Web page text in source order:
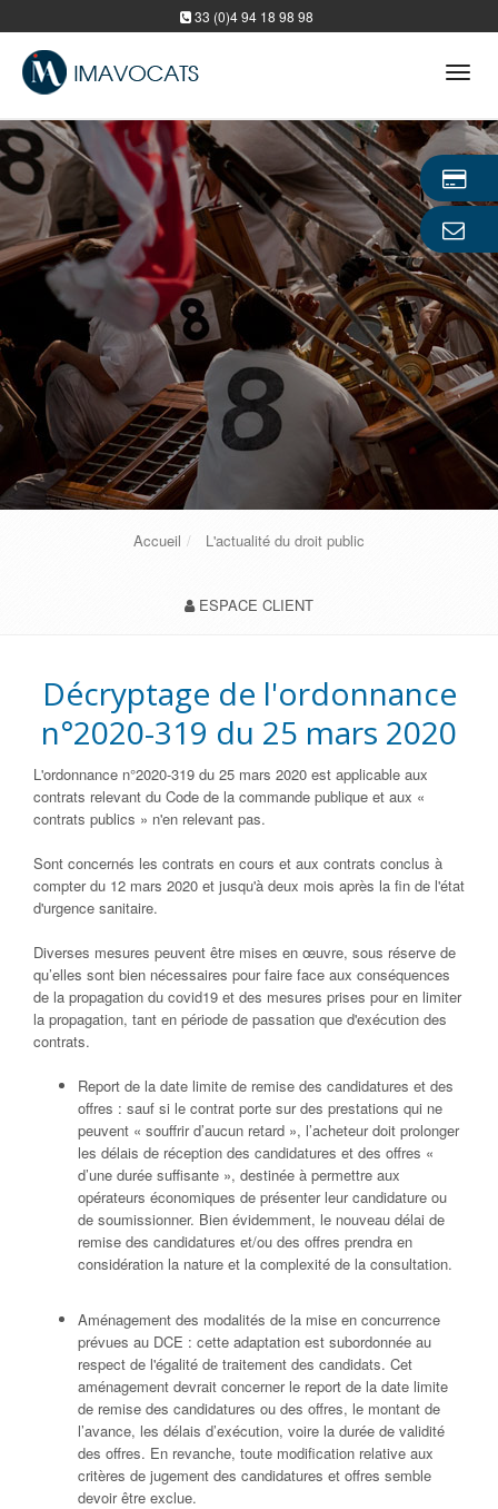
33 (0)4 94 18 98 98
Accueil L'actualité du droit public
ESPACE CLIENT
Décryptage de l'ordonnance
n°2020-319 du 25 mars 2020
L'ordonnance n°2020-319 du 25 mars 2020 est applicable aux
contrats relevant du Code de la commande publique et aux «
contrats publics » n'en relevant pas.
Sont concernés les contrats en cours et aux contrats conclus à
compter du 12 mars 2020 et jusqu'à deux mois après la fin de l'état
d'urgence sanitaire.
Diverses mesures peuvent être mises en œuvre, sous réserve de
qu’elles sont bien nécessaires pour faire face aux conséquences
de la propagation du covid19 et des mesures prises pour en limiter
la propagation, tant en période de passation que d'exécution des
contrats.
Report de la date limite de remise des candidatures et des
offres : sauf si le contrat porte sur des prestations qui ne
peuvent « souffrir d’aucun retard », l’acheteur doit prolonger
les délais de réception des candidatures et des offres «
d’une durée suffisante », destinée à permettre aux
opérateurs économiques de présenter leur candidature ou
de soumissionner. Bien évidemment, le nouveau délai de
remise des candidatures et/ou des offres prendra en
considération la nature et la complexité de la consultation.
Aménagement des modalités de la mise en concurrence
prévues au DCE : cette adaptation est subordonnée au
respect de l'égalité de traitement des candidats. Cet
aménagement devrait concerner le report de la date limite
de remise des candidatures ou des offres, le montant de
l’avance, les délais d’exécution, voire la durée de validité
des offres. En revanche, toute modification relative aux
critères de jugement des candidatures et offres semble
devoir être exclue.